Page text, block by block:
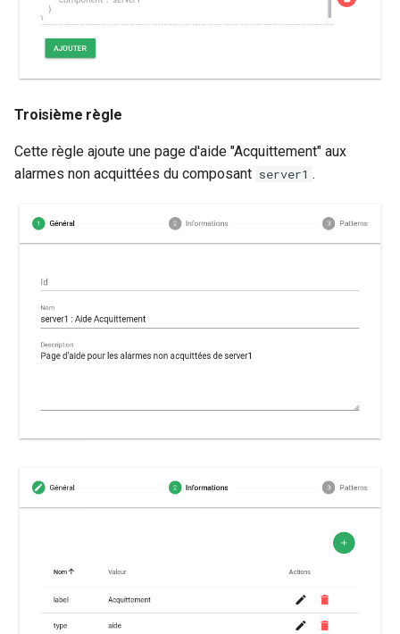
Troisième règle
Cette règle ajoute une page d'aide "Acquittement" aux
alarmes non acquittées du composant server1 .